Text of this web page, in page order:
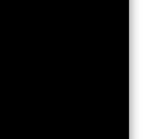
в Жолкве
в Запорожье
в Збараже
в Звенигородке
в Здолбунове
в Змиёве